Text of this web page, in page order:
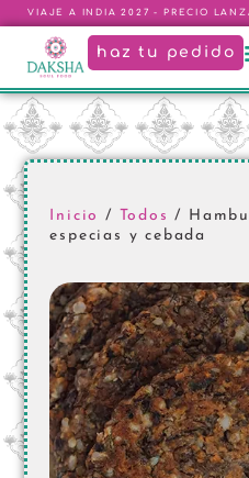
VIAJE A INDIA 2027 - PRECIO
haz tu pedido
Inicio / Todos /
especias y cebada